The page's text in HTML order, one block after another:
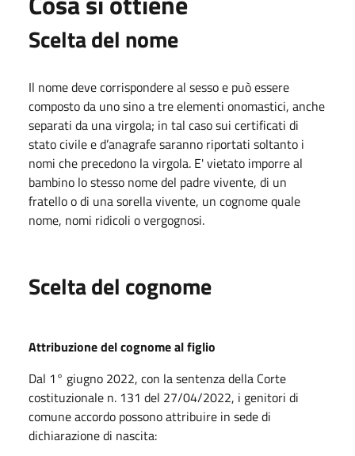
Scelta del nome
Il nome deve corrispondere al sesso e può essere
composto da uno sino a tre elementi onomastici, anche
separati da una virgola; in tal caso sui certificati di
stato civile e d’anagrafe saranno riportati soltanto i
nomi che precedono la virgola. E' vietato imporre al
bambino lo stesso nome del padre vivente, di un
fratello o di una sorella vivente, un cognome quale
nome, nomi ridicoli o vergognosi.
Scelta del cognome
Attribuzione del cognome al figlio
Dal 1° giugno 2022, con la sentenza della Corte
costituzionale n. 131 del 27/04/2022, i genitori di
comune accordo possono attribuire in sede di
dichiarazione di nascita: